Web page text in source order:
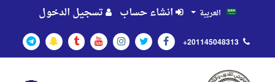
العربية انشاء حساب تسجيل الدخول
+201145048313